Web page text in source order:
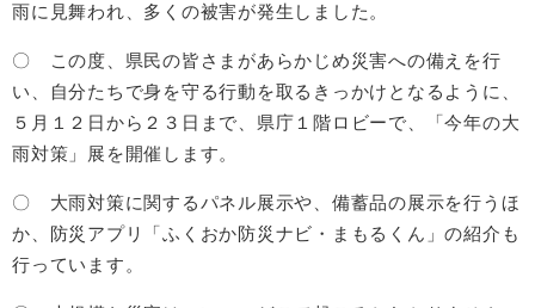
雨に見舞われ、多くの被害が発生しました。
〇 この度、県民の皆さまがあらかじめ災害への備えを行
い、自分たちで身を守る行動を取るきっかけとなるように、
５月１２日から２３日まで、県庁１階ロビーで、「今年の大
雨対策」展を開催します。
〇 大雨対策に関するパネル展示や、備蓄品の展示を行うほ
か、防災アプリ「ふくおか防災ナビ・まもるくん」の紹介も
行っています。